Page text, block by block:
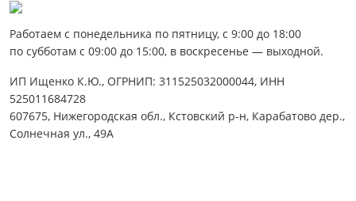
Работаем с понедельника по пятницу, с 9:00 до 18:00
по субботам с 09:00 до 15:00, в воскресенье — выходной.
ИП Ищенко К.Ю., ОГРНИП: 311525032000044, ИНН
525011684728
607675, Нижегородская обл., Кстовский р-н, Карабатово дер.,
Солнечная ул., 49А